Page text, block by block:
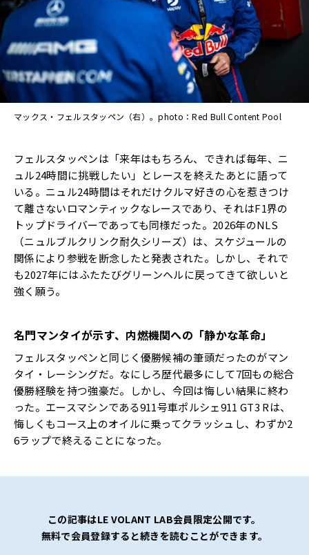
マックス・フェルスタッペン（右）。photo：Red Bull Content Pool
フェルスタッペンは「来年はもちろん、できれば毎年、ニ
ュル24時間に挑戦したい」とレースを終えたあとに語って
いる。ニュル24時間はそれだけクルマ好きの心を惹きつけ
て離さないロマンティックなレースであり、それはF1界の
トップドライバーであっても同様だった。2026年のNLS
（ニュルブルクリンク耐久シリーズ）は、スケジュールの
関係により参戦を断念したと発表された。しかし、それで
も2027年にはふたたびグリーンヘルに戻ってきて欲しいと
強く願う。
名門マンタイが示す、内燃機関への「静かな革命」
フェルスタッペンと同じく優勝候補の筆頭だったのがマン
タイ・レーシングだ。なにしろ歴代最多にして7回もの総合
優勝経験を持つ強豪だ。しかし、今回は悔しい結果に終わ
った。エースマシンである911号車ポルシェ911 GT3 Rは、
悔しくもコース上のオイルに乗ってクラッシュし、わずか2
6ラップで終えることになった。
この記事はLE VOLANT LAB会員限定公開です。
無料で会員登録すると続きを読むことができます。